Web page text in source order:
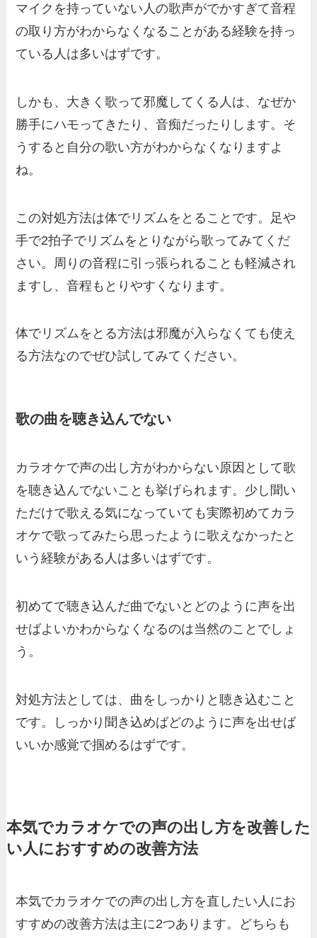
マイクを持っていない人の歌声がでかすぎて音程
の取り方がわからなくなることがある経験を持っ
ている人は多いはずです。
しかも、大きく歌って邪魔してくる人は、なぜか
勝手にハモってきたり、音痴だったりします。そ
うすると自分の歌い方がわからなくなりますよ
ね。
この対処方法は体でリズムをとることです。足や
手で2拍子でリズムをとりながら歌ってみてくだ
さい。周りの音程に引っ張られることも軽減され
ますし、音程もとりやすくなります。
体でリズムをとる方法は邪魔が入らなくても使え
る方法なのでぜひ試してみてください。
歌の曲を聴き込んでない
カラオケで声の出し方がわからない原因として歌
を聴き込んでないことも挙げられます。少し聞い
ただけで歌える気になっていても実際初めてカラ
オケで歌ってみたら思ったように歌えなかったと
いう経験がある人は多いはずです。
初めてで聴き込んだ曲でないとどのように声を出
せばよいかわからなくなるのは当然のことでしょ
う。
対処方法としては、曲をしっかりと聴き込むこと
です。しっかり聞き込めばどのように声を出せば
いいか感覚で掴めるはずです。
本気でカラオケでの声の出し方を改善した
い人におすすめの改善方法
本気でカラオケでの声の出し方を直したい人にお
すすめの改善方法は主に2つあります。どちらも